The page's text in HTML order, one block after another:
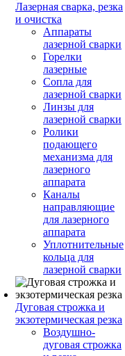
Лазерная сварка, резка
и очистка
Аппараты
лазерной сварки
Горелки
лазерные
Сопла для
лазерной сварки
Линзы для
лазерной сварки
Ролики
подающего
механизма для
лазерного
аппарата
Каналы
направляющие
для лазерного
аппарата
Уплотнительные
кольца для
лазерной сварки
Дуговая строжка и
экзотермическая резка
Воздушно-
дуговая строжка